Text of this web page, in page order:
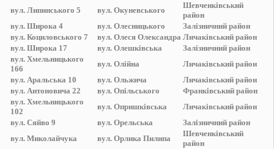
вул. Липинського 5 вул. Окуневського
Шевченківський
район
вул. Широка 4 вул. Олесницького Залізничний район
вул. Коциловського 7 вул. Олеся Олександра Личаківський район
вул. Широка 17 вул. Олешківська Залізничний район
вул. Хмельницького
166
вул. Олійна Личаківський район
вул. Аральська 10 вул. Ольжича Личаківський район
вул. Антоновича 22 вул. Опільського Франківський район
вул. Хмельницького
102
вул. Опришківська Личаківський район
вул. Сяйво 9 вул. Орельська Залізничний район
вул. Миколайчука вул. Орлика Пилипа
Шевченківський
район